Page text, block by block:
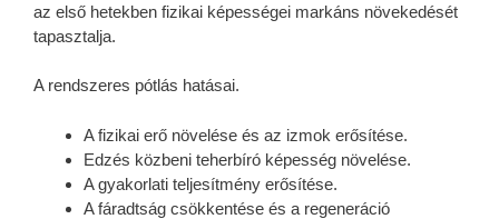
az első hetekben fizikai képességei markáns növekedését
tapasztalja.
A rendszeres pótlás hatásai.
A fizikai erő növelése és az izmok erősítése.
Edzés közbeni teherbíró képesség növelése.
A gyakorlati teljesítmény erősítése.
A fáradtság csökkentése és a regeneráció